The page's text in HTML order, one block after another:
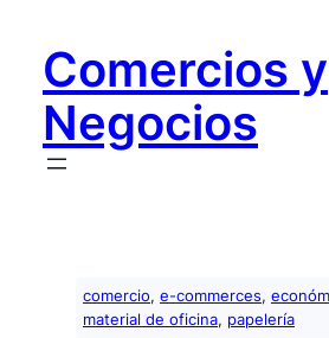
contenido
Comercios y
Negocios
comercio, e-commerces,
material de oficina, papelería